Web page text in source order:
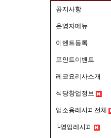
공지사항
운영자메뉴
이벤트등록
포인트이벤트
레코요리사소개
식당창업정보
업소용레시피전체
└영업레시피